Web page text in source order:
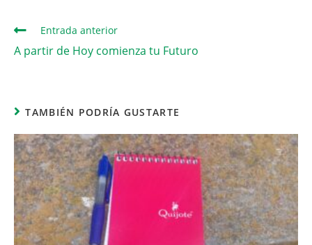
Entrada anterior
A partir de Hoy comienza tu Futuro
TAMBIÉN PODRÍA GUSTARTE